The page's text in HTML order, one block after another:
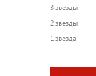
3 звезды
2 звезды
1 звезда